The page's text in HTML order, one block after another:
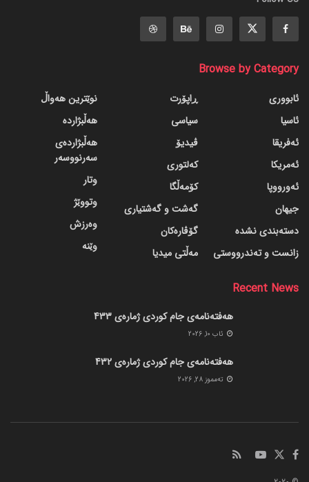
Browse by Category
ئابووری
ئاسیا
ئەفریقا
ئەمریکا
ئەورووپا
جیهان
دسته‌بندی نشده
زانست و تەندرووستی
ڕاپۆرت
سیاسی
ڤیدیۆ
کەلتوری
کۆمەڵگا
گه‌شت و گه‌شتیاری
گۆڤاره‌کان
مەڵتی میدیا
نوێترین هەواڵ
هەڵبژاردە
هەڵبژاردەی
سەرنووسەر
وتار
وتووێژ
وەرزش
وێنە
Recent News
هەفتەنامەی جام کوردی ژمارەی 433
ئاب 10, 2026
هەفتەنامەی جام کوردی ژمارەی 432
ته‌مموز 28, 2026